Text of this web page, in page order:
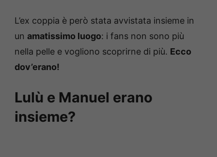
L’ex coppia è però stata avvistata insieme in
un amatissimo luogo: i fans non sono più
nella pelle e vogliono scoprirne di più. Ecco
dov’erano!
Lulù e Manuel erano
insieme?